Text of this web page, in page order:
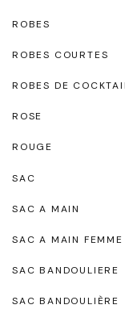
ROBES
ROBES COURTES
ROBES DE
ROSE
ROUGE
SAC
SAC A MAIN
SAC A MAIN FEMME
SAC BANDOULIERE
SAC BANDOULIÈRE